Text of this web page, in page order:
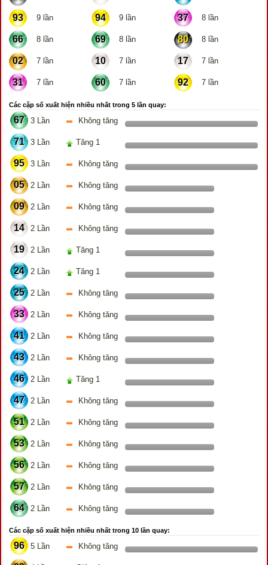
93 9 lần 94 9 lần 37 8 lần
66 8 lần 69 8 lần 80 8 lần
02 7 lần 10 7 lần 17 7 lần
31 7 lần 60 7 lần 92 7 lần
Các cặp số xuất hiện nhiều nhất trong 5 lần quay:
67 3 Lần Không tăng
71 3 Lần Tăng 1
95 3 Lần Không tăng
05 2 Lần Không tăng
09 2 Lần Không tăng
14 2 Lần Không tăng
19 2 Lần Tăng 1
24 2 Lần Tăng 1
25 2 Lần Không tăng
33 2 Lần Không tăng
41 2 Lần Không tăng
43 2 Lần Không tăng
46 2 Lần Tăng 1
47 2 Lần Không tăng
51 2 Lần Không tăng
53 2 Lần Không tăng
56 2 Lần Không tăng
57 2 Lần Không tăng
64 2 Lần Không tăng
Các cặp số xuất hiện nhiều nhất trong 10 lần quay:
96 5 Lần Không tăng